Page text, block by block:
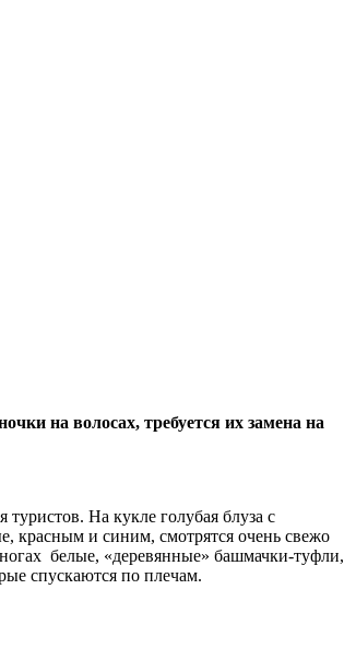
на волосах, требуется их замена на
На кукле голубая блуза с
красным и синим, смотрятся очень свежо
белые, «деревянные» башмачки-туфли,
спускаются по плечам.